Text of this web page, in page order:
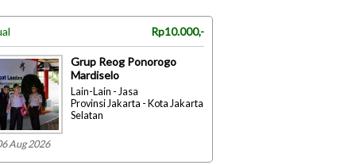
Rp10.000,-
Aug 2026
Grup Reog Ponorogo
Mardiselo
Lain-Lain - Jasa
Provinsi Jakarta - Kota Jakarta
Selatan